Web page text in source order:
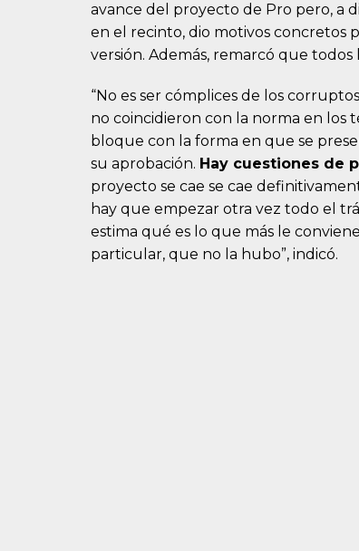
avance del proyecto de Pro pero, a
en el recinto, dio motivos concretos
versión. Además, remarcó que
“No es ser cómplices de los
no coincidieron con la norma en los
bloque con la forma en que se
su aprobación. Hay cuestiones de
proyecto se cae se cae
hay que empezar otra vez todo el
estima qué es lo que más le
particular, que no la hubo”, indicó.